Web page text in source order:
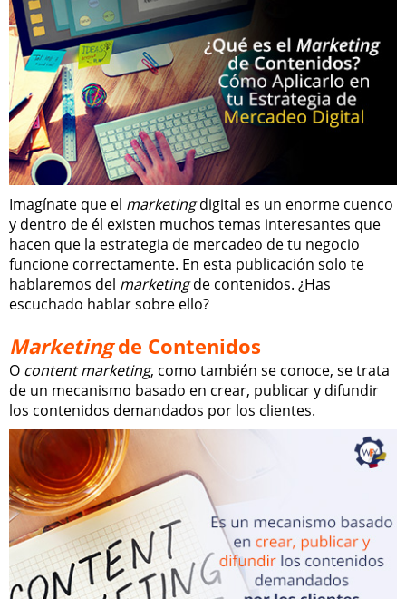
Imagínate que el marketingdigital es un enorme cuenco
y dentro de él existen muchos temas interesantes que
hacen que la estrategia de mercadeo de tu negocio
funcione correctamente. En esta publicación solo te
hablaremos del marketingde contenidos. ¿Has
escuchado hablar sobre ello?
Marketingde Contenidos
O content marketing, como también se conoce, se trata
de un mecanismo basado en crear, publicar y difundir
los contenidos demandados por los clientes.